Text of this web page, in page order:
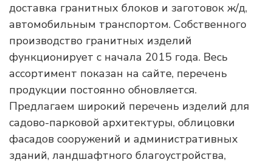
доставка гранитных блоков и заготовок ж/д,
автомобильным транспортом. Собственного
производство гранитных изделий
функционирует с начала 2015 года. Весь
ассортимент показан на сайте, перечень
продукции постоянно обновляется.
Предлагаем широкий перечень изделий для
садово-парковой архитектуры, облицовки
фасадов сооружений и административных
зданий, ландшафтного благоустройства,